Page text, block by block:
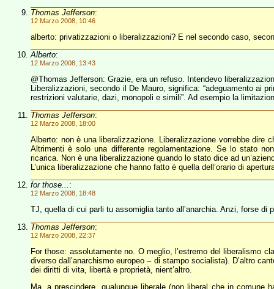
Thomas Jefferson:
12 Marzo 2008, 10:46
alberto: privatizzazioni o liberalizzazioni? E nel secondo caso,
Alberto:
12 Marzo 2008, 13:43
@Thomas Jefferson: Grazie, era un refuso. Intendevo
Liberalizzazioni, secondo il De Mauro, significa: “adeguamento ai
restrizioni valutarie, dazi, monopoli e simili”. Ad esempio la
Thomas Jefferson:
12 Marzo 2008, 18:00
Alberto: non è una liberalizzazione. Liberalizzazione vorrebbe
Altrimenti è solo una differente regolamentazione. Se lo stato
ricarica. Non è una liberalizzazione quando lo stato dice ad
L’unica liberalizzazione che hanno fatto è quella dell’orario di
for those... :
12 Marzo 2008, 18:48
TJ, quella di cui parli tu assomiglia tanto all’anarchia. Anzi, forse di
Thomas Jefferson:
12 Marzo 2008, 22:37
For those: assolutamente no. O meglio, l’estremo del liberalismo
diverso dall’anarchismo europeo – di stampo socialista). D’altro
dei diritti di vita, libertà e proprietà, nient’altro.
Ma, a prescindere, qualunque liberale (non liberal che in comune